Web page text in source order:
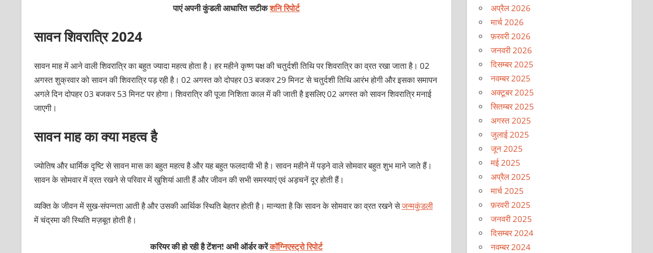
पाएं अपनी कुंडली आधारित सटीकशनि रिपोर्ट
सावन शिवरात्रि 2024
सावन माह में आने वाली शिवरात्रि का बहुत ज्‍यादा महत्‍व होता है। हर महीने कृष्‍ण पक्ष की चतुर्दशी तिथि पर शिवरात्रि का व्रत रखा जाता है। 02
अगस्‍त शुक्रवार को सावन की शिवरात्रि पड़ रही है। 02 अगस्‍त को दोपहर 03 बजकर 29 मिनट से चतुर्दशी तिथि आरंभ होगी और इसका समापन
अगले दिन दोपहर 03 बजकर 53 मिनट पर होगा। शिवरात्रि की पूजा निशिता काल में की जाती है इसलिए 02 अगस्‍त को सावन शिवरात्रि मनाई
जाएगी।
सावन माह का क्‍या महत्‍व है
ज्‍योतिष और धार्मिक दृष्टि से सावन मास का बहुत महत्‍व है और यह बहुत फलदायी भी है। सावन महीने में पड़ने वाले सोमवार बहुत शुभ माने जाते हैं।
सावन के सोमवार में व्रत रखने से परिवार में खुशियां आती हैं और जीवन की सभी समस्‍याएं एवं अड़चनें दूर होती हैं।
व्‍यक्‍ति के जीवन में सुख-संपन्‍नता आती है और उसकी आर्थिक स्थिति बेहतर होती है। मान्‍यता है कि सावन के सोमवार का व्रत रखने सेजन्‍मकुंडली
में चंद्रमा की स्थिति मज़बूत होती है।
करियर की हो रही है टेंशन! अभी ऑर्डर करेंकॉग्निएस्ट्रो रिपोर्ट
अप्रैल 2026
मार्च 2026
फ़रवरी 2026
जनवरी 2026
दिसम्बर 2025
नवम्बर 2025
अक्टूबर 2025
सितम्बर 2025
अगस्त 2025
जुलाई 2025
जून 2025
मई 2025
अप्रैल 2025
मार्च 2025
फ़रवरी 2025
जनवरी 2025
दिसम्बर 2024
नवम्बर 2024